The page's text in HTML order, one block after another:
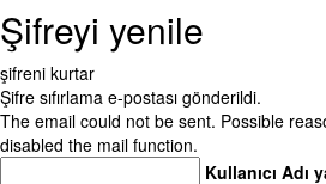
Şifreyi yenile
şifreni kurtar
Şifre sıfırlama e-postası gönderildi.
The email could not be sent. Possible
disabled the mail function.
Kullanıcı Adı